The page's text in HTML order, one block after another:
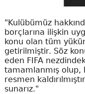
"Kulübümüz
borçlarına ilişkin
konu olan tüm
getirilmiştir. Söz
eden FIFA
tamamlanmış olup,
resmen
sunarız."